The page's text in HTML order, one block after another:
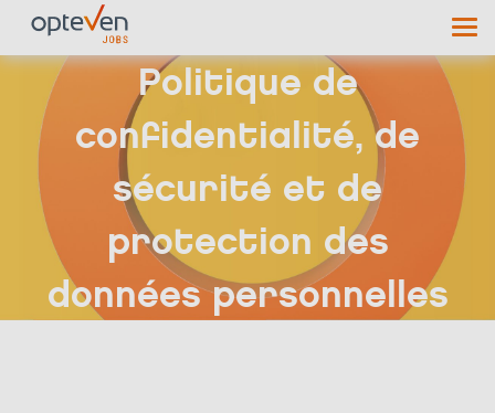
Politique de
confidentialité, de
sécurité et de
protection des
données personnelles